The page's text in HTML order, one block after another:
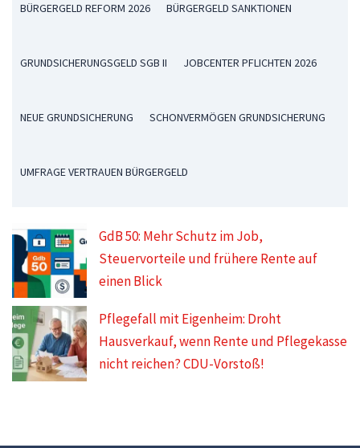
BÜRGERGELD REFORM 2026 BÜRGERGELD SANKTIONEN
GRUNDSICHERUNGSGELD SGB II JOBCENTER PFLICHTEN 2026
NEUE GRUNDSICHERUNG SCHONVERMÖGEN GRUNDSICHERUNG
UMFRAGE VERTRAUEN BÜRGERGELD
GdB 50: Mehr Schutz im Job,
Steuervorteile und frühere Rente auf
einen Blick
Pflegefall mit Eigenheim: Droht
Hausverkauf, wenn Rente und Pflegekasse
nicht reichen? CDU-Vorstoß!